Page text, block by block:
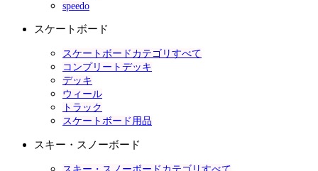
speedo
スケートボード
スケートボードカテゴリすべて
コンプリートデッキ
デッキ
ウィール
トラック
スケートボード用品
スキー・スノーボード